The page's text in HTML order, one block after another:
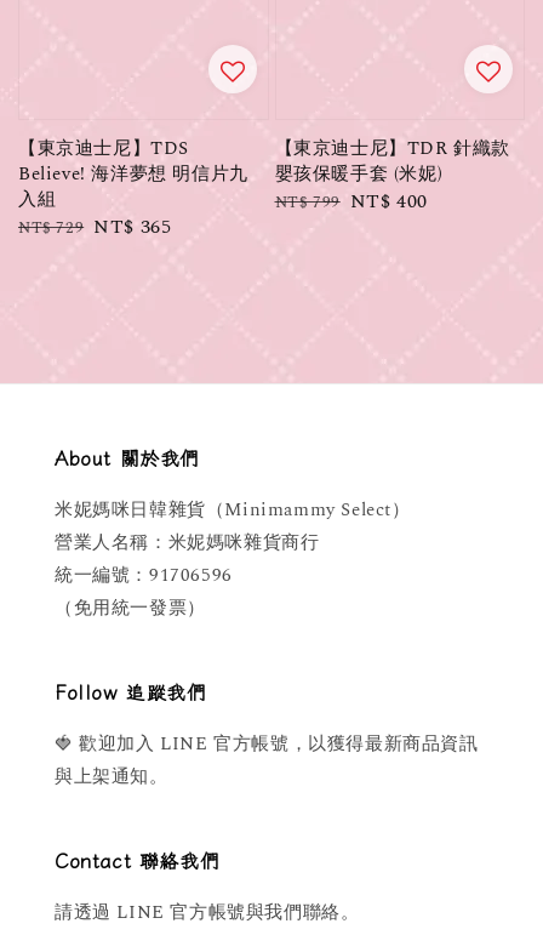
【東京迪士尼】TDS
Believe! 海洋夢想 明信片九
入組
Regular
NT$ 729 Sale
NT$ 365
【東京迪士尼】TDR 針織款
嬰孩保暖手套 (米妮)
Regular
NT$ 799 Sale
NT$ 400
About 關於我們
米妮媽咪日韓雜貨（Minimammy Select）
營業人名稱：米妮媽咪雜貨商行
統一編號：91706596
（免用統一發票）
Follow 追蹤我們
🍓 歡迎加入 LINE 官方帳號，以獲得最新商品資訊
與上架通知。
Contact 聯絡我們
請透過 LINE 官方帳號與我們聯絡。